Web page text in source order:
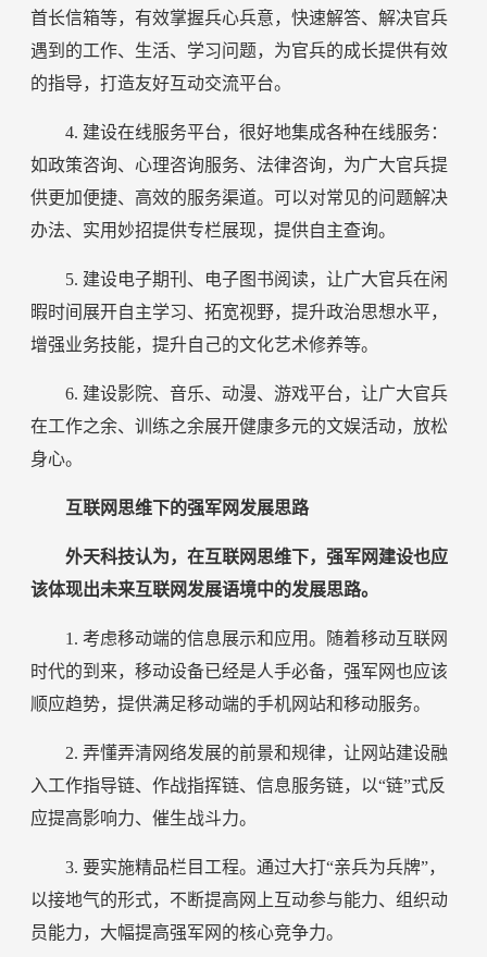
首长信箱等，有效掌握兵心兵意，快速解答、解决官兵
遇到的工作、生活、学习问题，为官兵的成长提供有效
的指导，打造友好互动交流平台。
4. 建设在线服务平台，很好地集成各种在线服务：
如政策咨询、心理咨询服务、法律咨询，为广大官兵提
供更加便捷、高效的服务渠道。可以对常见的问题解决
办法、实用妙招提供专栏展现，提供自主查询。
5. 建设电子期刊、电子图书阅读，让广大官兵在闲
暇时间展开自主学习、拓宽视野，提升政治思想水平，
增强业务技能，提升自己的文化艺术修养等。
6. 建设影院、音乐、动漫、游戏平台，让广大官兵
在工作之余、训练之余展开健康多元的文娱活动，放松
身心。
互联网思维下的强军网发展思路
外天科技认为，在互联网思维下，强军网建设也应
该体现出未来互联网发展语境中的发展思路。
1. 考虑移动端的信息展示和应用。随着移动互联网
时代的到来，移动设备已经是人手必备，强军网也应该
顺应趋势，提供满足移动端的手机网站和移动服务。
2. 弄懂弄清网络发展的前景和规律，让网站建设融
入工作指导链、作战指挥链、信息服务链，以“链”式反
应提高影响力、催生战斗力。
3. 要实施精品栏目工程。通过大打“亲兵为兵牌”，
以接地气的形式，不断提高网上互动参与能力、组织动
员能力，大幅提高强军网的核心竞争力。